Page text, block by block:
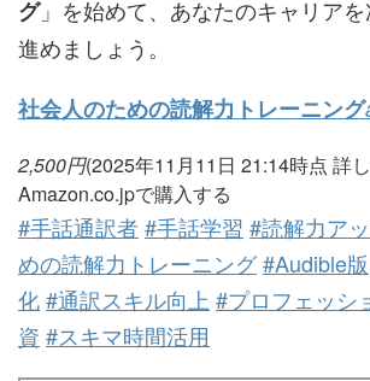
グ」を始めて、あなたのキャリア
進めましょう。
社会人のための読解力トレーニング
2,500円(2025年11月11日 21:14時点 詳
Amazon.co.jpで購入する
#手話通訳者#手話学習 #読解力ア
めの読解力トレーニング#Audible版
化#通訳スキル向上 #プロフェッシ
資 #スキマ時間活用